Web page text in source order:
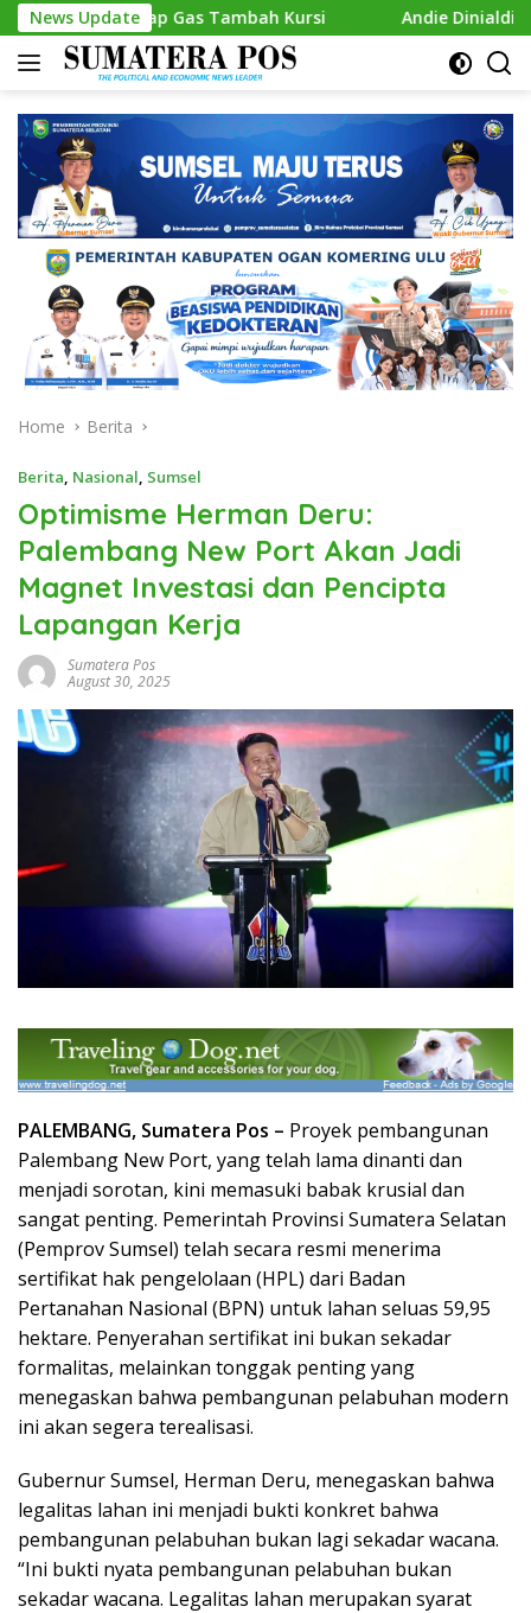
Skip
to
content
News Update
Gas Tambah Kursi Andie Dinialdie Kembalikan
Home Berita
Berita, Nasional, Sumsel
Optimisme Herman Deru:
Palembang New Port Akan Jadi
Magnet Investasi dan Pencipta
Lapangan Kerja
Sumatera Pos
August 30, 2025
PALEMBANG, Sumatera Pos – Proyek pembangunan
Palembang New Port, yang telah lama dinanti dan
menjadi sorotan, kini memasuki babak krusial dan
sangat penting. Pemerintah Provinsi Sumatera Selatan
(Pemprov Sumsel) telah secara resmi menerima
sertifikat hak pengelolaan (HPL) dari Badan
Pertanahan Nasional (BPN) untuk lahan seluas 59,95
hektare. Penyerahan sertifikat ini bukan sekadar
formalitas, melainkan tonggak penting yang
menegaskan bahwa pembangunan pelabuhan modern
ini akan segera terealisasi.
Gubernur Sumsel, Herman Deru, menegaskan bahwa
legalitas lahan ini menjadi bukti konkret bahwa
pembangunan pelabuhan bukan lagi sekadar wacana.
“Ini bukti nyata pembangunan pelabuhan bukan
sekadar wacana. Legalitas lahan merupakan syarat